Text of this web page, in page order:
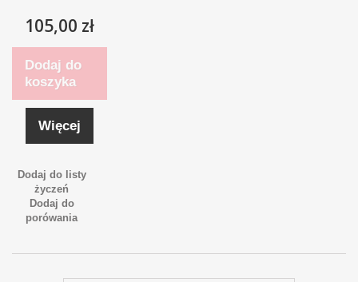
105,00 zł
Dodaj do
koszyka
Więcej
Dodaj do listy
życzeń
Dodaj do
porówania